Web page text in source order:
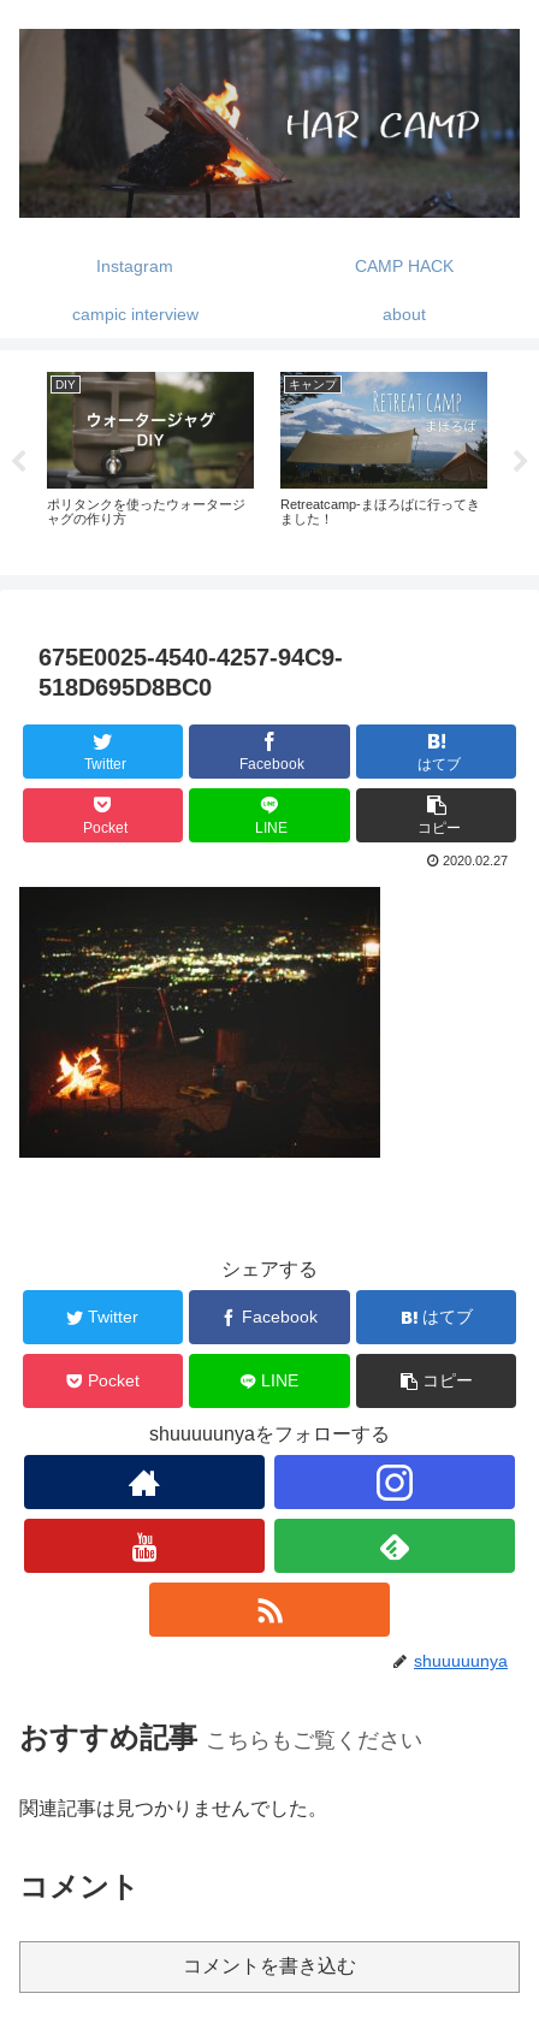
Instagram CAMP HACK
campic interview about
DIY
ポリタンクを使ったウォータージ
ャグの作り方
キャンプ
Retreatcamp-まほろばに行ってき
ました！
675E0025-4540-4257-94C9-
518D695D8BC0
Twitter Facebook はてブ
Pocket LINE コピー
2020.02.27
シェアする
Twitter Facebook はてブ
Pocket LINE コピー
shuuuuunyaをフォローする
shuuuuunya
おすすめ記事 こちらもご覧ください
関連記事は見つかりませんでした。
コメント
コメントを書き込む